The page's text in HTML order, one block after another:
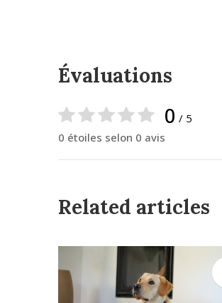
Évaluations
0 / 5
0 étoiles selon 0 avis
Related articles